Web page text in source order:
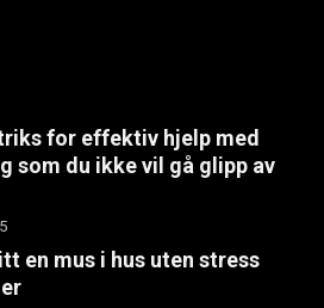
for effektiv hjelp med
som du ikke vil gå glipp av
en mus i hus uten stress